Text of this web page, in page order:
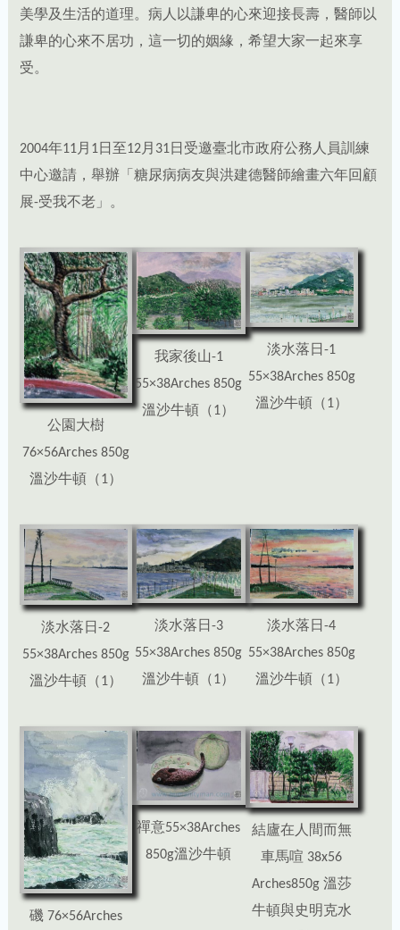
美學及生活的道理。病人以謙卑的心來迎接長壽，醫師以
謙卑的心來不居功，這一切的姻緣，希望大家一起來享
受。
2004年11月1日至12月31日受邀臺北市政府公務人員訓練
中心邀請，舉辦「糖尿病病友與洪建德醫師繪畫六年回顧
展-受我不老」。
公園大樹
76×56Arches 850g
溫沙牛頓（1）
我家後山-1
55×38Arches 850g
溫沙牛頓（1）
淡水落日-1
55×38Arches 850g
溫沙牛頓（1）
淡水落日-2
55×38Arches 850g
溫沙牛頓（1）
淡水落日-3
55×38Arches 850g
溫沙牛頓（1）
淡水落日-4
55×38Arches 850g
溫沙牛頓（1）
磯 76×56Arches
禪意55×38Arches
850g溫沙牛頓
結廬在人間而無
車馬喧 38x56
Arches850g 溫莎
牛頓與史明克水